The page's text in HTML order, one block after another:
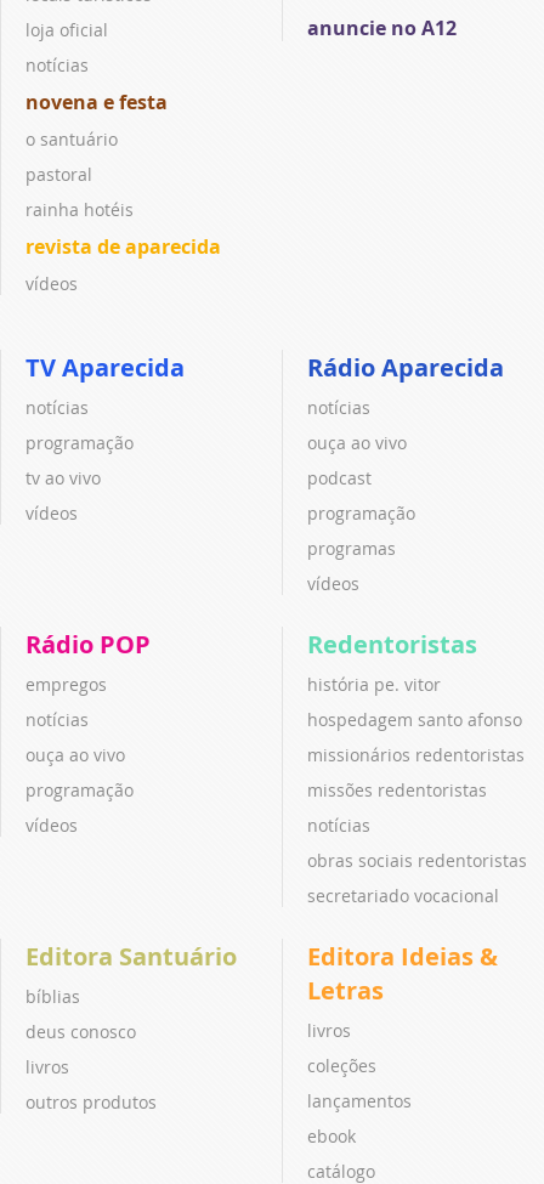
loja oficial
notícias
novena e festa
o santuário
pastoral
rainha hotéis
revista de aparecida
vídeos
anuncie no A12
TV Aparecida
notícias
programação
tv ao vivo
vídeos
Rádio Aparecida
notícias
ouça ao vivo
podcast
programação
programas
vídeos
Rádio POP
empregos
notícias
ouça ao vivo
programação
vídeos
Redentoristas
história pe. vitor
hospedagem santo afonso
missionários redentoristas
missões redentoristas
notícias
obras sociais redentoristas
secretariado vocacional
Editora Santuário
bíblias
deus conosco
livros
outros produtos
Editora Ideias &
Letras
livros
coleções
lançamentos
ebook
catálogo